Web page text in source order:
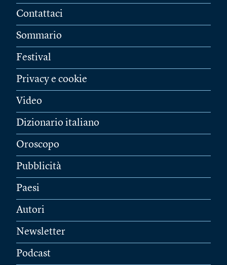
Contattaci
Sommario
Festival
Privacy e cookie
Video
Dizionario italiano
Oroscopo
Pubblicità
Paesi
Autori
Newsletter
Podcast